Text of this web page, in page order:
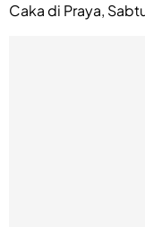
Caka di Praya,